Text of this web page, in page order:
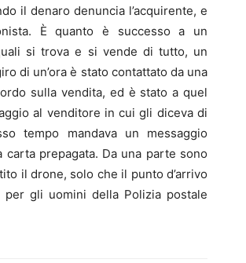
il denaro denuncia l’acquirente, e
È quanto è successo a un
si trova e si vende di tutto, un
di un’ora è stato contattato da una
sulla vendita, ed è stato a quel
al venditore in cui gli diceva di
tempo mandava un messaggio
prepagata. Da una parte sono
il drone, solo che il punto d’arrivo
gli uomini della Polizia postale